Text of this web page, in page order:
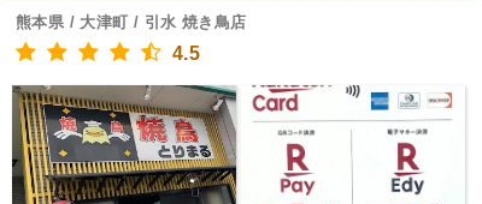
熊本県 / 大津町 / 引水 焼き鳥店
4.5